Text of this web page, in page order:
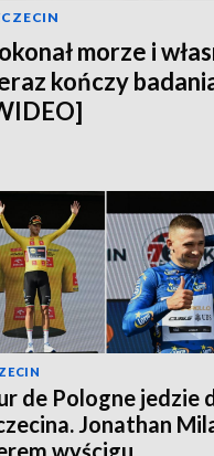
morze i
kończy
de Pologne jedzie
Jonathan
wyścigu